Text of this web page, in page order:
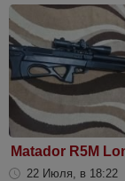
Matador R5M
22 Июля, в 18:22